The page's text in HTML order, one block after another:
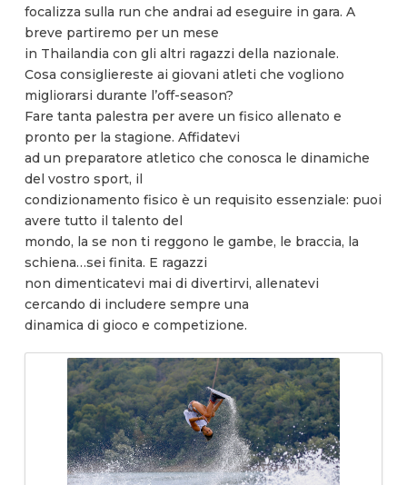
focalizza sulla run che andrai ad eseguire in gara. A
breve partiremo per un mese
in Thailandia con gli altri ragazzi della nazionale.
Cosa consigliereste ai giovani atleti che vogliono
migliorarsi durante l’off-season?
Fare tanta palestra per avere un fisico allenato e
pronto per la stagione. Affidatevi
ad un preparatore atletico che conosca le dinamiche
del vostro sport, il
condizionamento fisico è un requisito essenziale: puoi
avere tutto il talento del
mondo, la se non ti reggono le gambe, le braccia, la
schiena…sei finita. E ragazzi
non dimenticatevi mai di divertirvi, allenatevi
cercando di includere sempre una
dinamica di gioco e competizione.